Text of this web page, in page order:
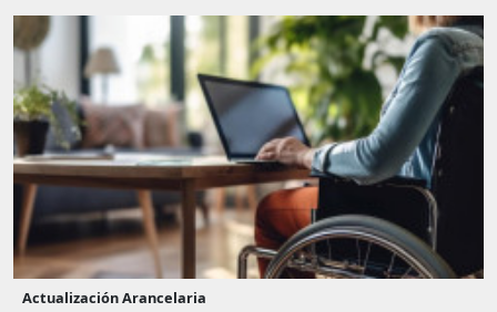
Actualización Arancelaria